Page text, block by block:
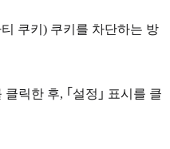
쿠키) 쿠키를 차단하는 방
릭한 후, ｢설정｣ 표시를 클